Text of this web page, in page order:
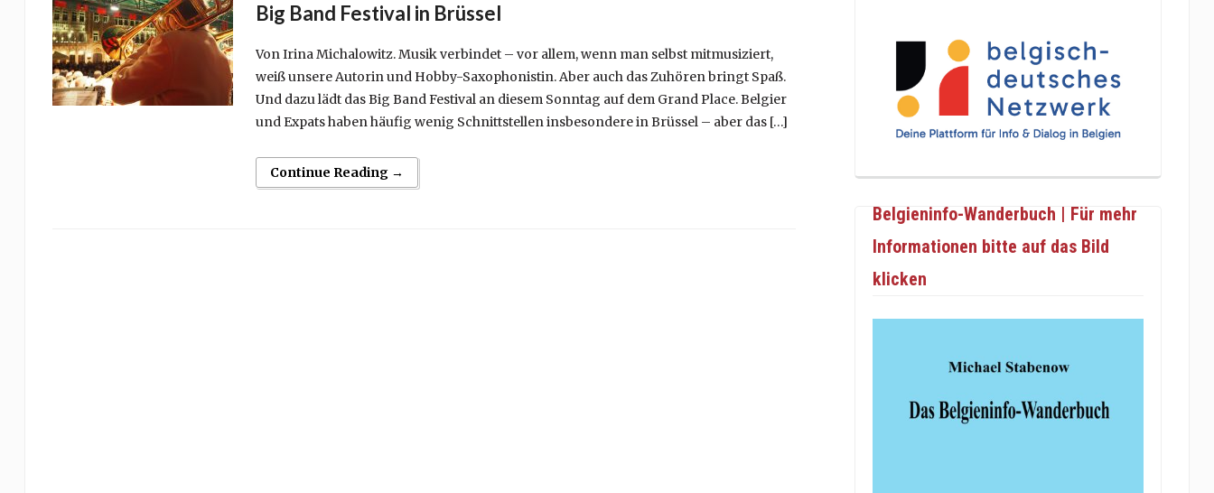
Big Band Festival in Brüssel
Von Irina Michalowitz. Musik verbindet – vor allem, wenn man selbst mitmusiziert,
weiß unsere Autorin und Hobby-Saxophonistin. Aber auch das Zuhören bringt Spaß.
Und dazu lädt das Big Band Festival an diesem Sonntag auf dem Grand Place. Belgier
und Expats haben häufig wenig Schnittstellen insbesondere in Brüssel – aber das […]
Continue Reading →
Belgieninfo-Wanderbuch | Für mehr
Informationen bitte auf das Bild
klicken